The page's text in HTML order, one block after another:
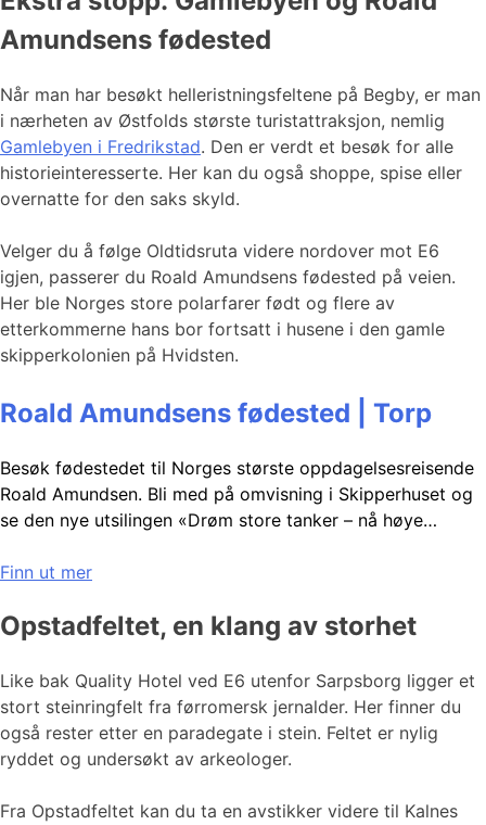
Amundsens fødested
Når man har besøkt helleristningsfeltene på Begby, er man
i nærheten av Østfolds største turistattraksjon, nemlig
Gamlebyen i Fredrikstad. Den er verdt et besøk for alle
historieinteresserte. Her kan du også shoppe, spise eller
overnatte for den saks skyld.
Velger du å følge Oldtidsruta videre nordover mot E6
igjen, passerer du Roald Amundsens fødested på veien.
Her ble Norges store polarfarer født og flere av
etterkommerne hans bor fortsatt i husene i den gamle
skipperkolonien på Hvidsten.
Roald Amundsens fødested | Torp
Besøk fødestedet til Norges største oppdagelsesreisende
Roald Amundsen. Bli med på omvisning i Skipperhuset og
se den nye utsilingen «Drøm store tanker – nå høye…
Finn ut mer
Opstadfeltet, en klang av storhet
Like bak Quality Hotel ved E6 utenfor Sarpsborg ligger et
stort steinringfelt fra førromersk jernalder. Her finner du
også rester etter en paradegate i stein. Feltet er nylig
ryddet og undersøkt av arkeologer.
Fra Opstadfeltet kan du ta en avstikker videre til Kalnes